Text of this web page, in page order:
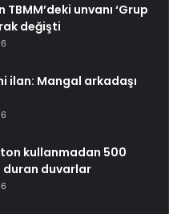
TBMM’deki unvanı ‘Grup
değişti
ilan: Mangal arkadaşı
kullanmadan 500
duran duvarlar